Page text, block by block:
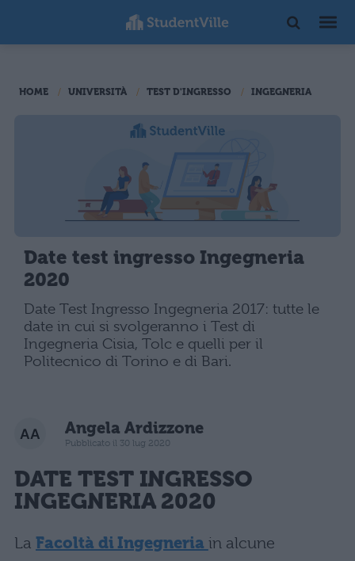
HOME UNIVERSITÀ TEST D'INGRESSO INGEGNERIA
Date test ingresso Ingegneria
2020
Date Test Ingresso Ingegneria 2017: tutte le
date in cui si svolgeranno i Test di
Ingegneria Cisia, Tolc e quelli per il
Politecnico di Torino e di Bari.
Angela Ardizzone
Pubblicato il 30 lug 2020
DATE TEST INGRESSO
INGEGNERIA 2020
La Facoltà di Ingegneria in alcune